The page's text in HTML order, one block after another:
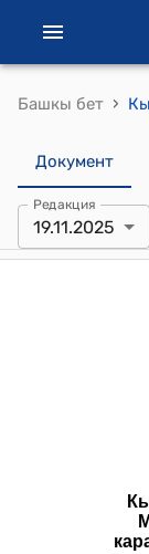
Башкы бет ›
Документ
Редакция
19.11.2025